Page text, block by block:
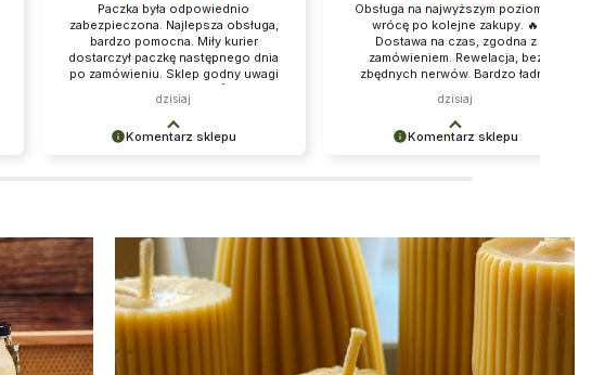
Komentarz sklepu
że nam się udało. Mamy nadzieję, że
do nas wrócisz :) Pozdrawiamy
Paczka była odpowiednio
zabezpieczona. Najlepsza obsługa,
bardzo pomocna. Miły kurier
dostarczył paczkę następnego dnia
po zamówieniu. Sklep godny uwagi
dzisiaj
Komentarz sklepu
wysiłki - dziękujemy raz jeszcze i
mamy nadzieję - do szybkiego
zobaczenia!
Obsługa na najwyższym poziomie,
wrócę po kolejne zakupy. 🔥
Dostawa na czas, zgodna z
zamówieniem. Rewelacja, bez
zbędnych nerwów. Bardzo ładna
solidna. 💪
dzisiaj